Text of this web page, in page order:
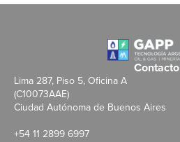
Contacto
Lima 287, Piso 5, Oficina A
(C10073AAE)
Ciudad Autónoma de Buenos Aires
+54 11 2899 6997